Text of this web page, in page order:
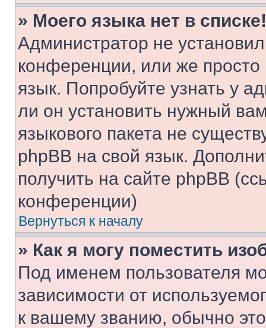
» Моего языка нет в списке!
Администратор не
конференции, или же
язык. Попробуйте узнать у
ли он установить нужный
языкового пакета не
phpBB на свой язык.
получить на сайте phpBB
конференции)
Вернуться к началу
» Как я могу поместить
Под именем пользователя
зависимости от
к вашему званию, обычно это